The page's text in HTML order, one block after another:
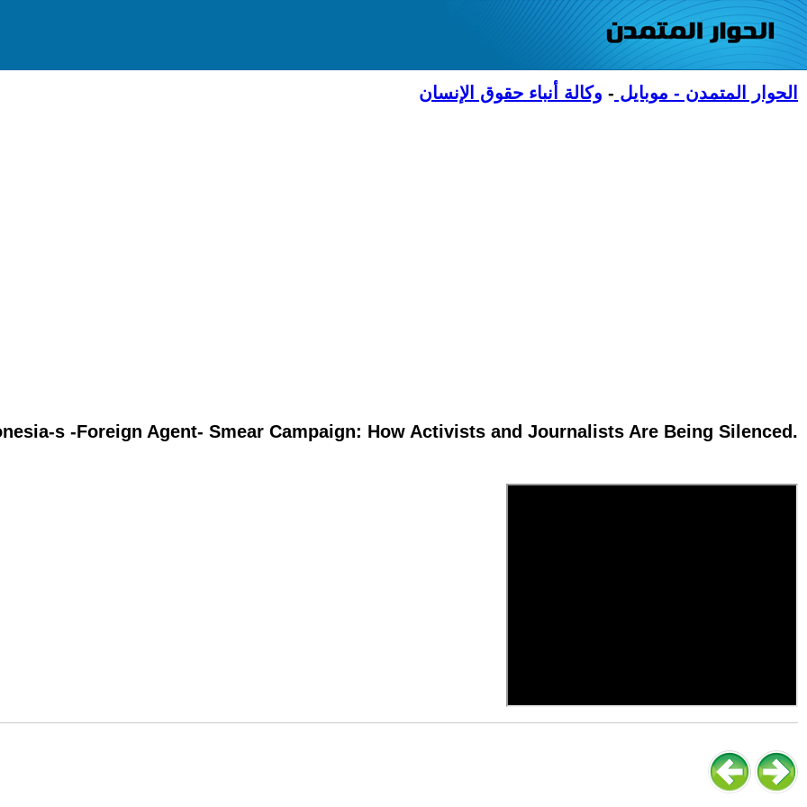
الحوار المتمدن - موبايل - وكالة أنباء حقوق الإنسان
s -Foreign Agent- Smear Campaign: How Activists and Journalists Are Being Silenced.